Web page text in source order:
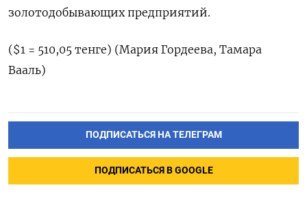
золотодобывающих предприятий.
($1 = 510,05 тенге) (Мария Гордеева, Тамара
Вааль)
ПОДПИСАТЬСЯ НА ТЕЛЕГРАМ
ПОДПИСАТЬСЯ В GOOGLE